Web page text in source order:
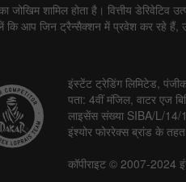
जोखिम शामिल होता है। वित्तीय
कि आप जिन ट्रैन्सैक्शन में प्रवेश कर रहे
इंस्टेंट ट्रेडिंग लिमिटेड,
पता: 4वीं मंजिल, वाटर एज
लाइसेंस संख्या SIBA/L/14/
इंश्योर फोररेक्स ब्रांड के
कॉपीराइट © 2007-2024